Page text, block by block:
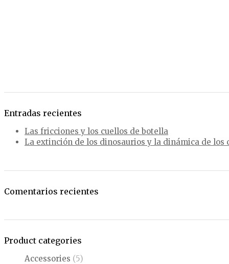
Entradas recientes
Las fricciones y los cuellos de botella
La extinción de los dinosaurios y la dinámica de los
Comentarios recientes
Product categories
Accessories (5)